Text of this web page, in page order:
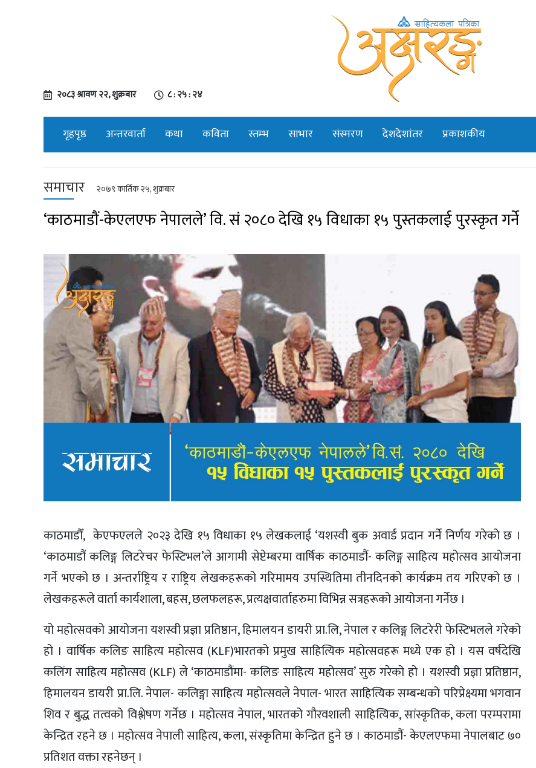
२०८३ श्रावण २२, शुक्रबार ८ : २५ : २५
गृहपृष्ठ अन्तरवार्ता कथा कविता स्तम्भ साभार संस्मरण देशदेशांतर प्रकाशकीय
समाचार २०७९ कार्तिक २५, शुक्रबार
‘काठमाडौं-केएलएफ नेपालले’ वि. संं २०८० देखि १५ विधाका १५ पुस्तकलाई पुरस्कृत गर्ने
काठमाडौँ, केएफएलले २०२३ देखि १५ विधाका १५ लेखकलाई ‘यशस्वी बुक अवार्ड प्रदान गर्ने निर्णय गरेको छ ।
‘काठमाडौं कलिङ्ग लिटरेचर फेस्टिभल’ले आगामी सेप्टेम्बरमा वार्षिक काठमाडौं- कलिङ्ग साहित्य महोत्सव आयोजना
गर्ने भएको छ । अन्तर्राष्ट्रिय र राष्ट्रिय लेखकहरूको गरिमामय उपस्थितिमा तीनदिनको कार्यक्रम तय गरिएको छ ।
लेखकहरूले वार्ता कार्यशाला, बहस, छलफलहरू, प्रत्यक्षवार्ताहरुमा विभिन्न सत्रहरूको आयोजना गर्नेछ ।
यो महोत्सवको आयोजना यशस्वी प्रज्ञा प्रतिष्ठान, हिमालयन डायरी प्रा.लि, नेपाल र कलिङ्ग लिटरेरी फेस्टिभलले गरेको
हो । वार्षिक कलिङ साहित्य महोत्सव (KLF)भारतको प्रमुख साहित्यिक महोत्सवहरू मध्ये एक हो । यस वर्षदेखि
कलिंग साहित्य महोत्सव (KLF) ले ‘काठमाडौंमा- कलिङ साहित्य महोत्सव’ सुरु गरेको हो । यशस्वी प्रज्ञा प्रतिष्ठान,
हिमालयन डायरी प्रा.लि. नेपाल- कलिङ्गा साहित्य महोत्सवले नेपाल- भारत साहित्यिक सम्बन्धको परिप्रेक्ष्यमा भगवान
शिव र बुद्ध तत्वको विश्लेषण गर्नेछ । महोत्सव नेपाल, भारतको गौरवशाली साहित्यिक, सांस्कृतिक, कला परम्परामा
केन्द्रित रहने छ । महोत्सव नेपाली साहित्य, कला, संस्कृतिमा केन्द्रित हुने छ । काठमाडौं- केएलएफमा नेपालबाट ७०
प्रतिशत वक्ता रहनेछन् ।